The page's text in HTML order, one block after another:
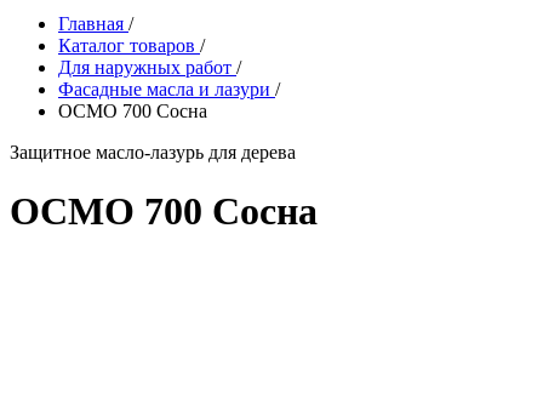
Главная /
Каталог товаров /
Для наружных работ /
Фасадные масла и лазури /
ОСМО 700 Сосна
Защитное масло-лазурь для дерева
ОСМО 700 Сосна